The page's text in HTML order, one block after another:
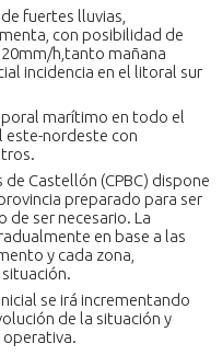
fuertes lluvias,
con posibilidad de
h,tanto mañana
incidencia en el litoral sur
marítimo en todo el
este-nordeste con
Castellón (CPBC) dispone
preparado para ser
de ser necesario. La
en base a las
y cada zona,
se irá incrementando
de la situación y
operativa.